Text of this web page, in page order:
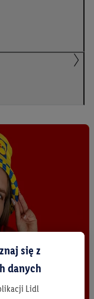
się z
danych
Lidl